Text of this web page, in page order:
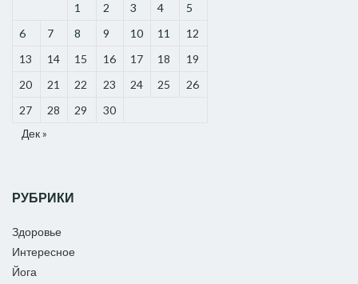
1
2 3 4
5
6
7 8 9 10 11
12
13
14 15 16 17 18
19
20
21 22 23 24 25
26
27
28 29
30
Дек »
РУБРИКИ
Здоровье
Интересное
Йога